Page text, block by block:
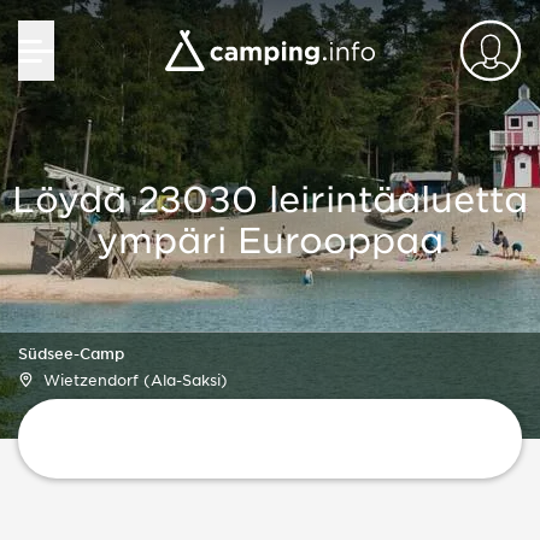
Löydä 23030 leirintäaluetta
ympäri Eurooppaa
Südsee-Camp
Wietzendorf (Ala-Saksi)